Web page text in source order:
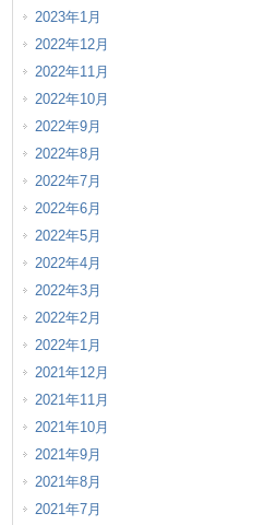
2023年1月
2022年12月
2022年11月
2022年10月
2022年9月
2022年8月
2022年7月
2022年6月
2022年5月
2022年4月
2022年3月
2022年2月
2022年1月
2021年12月
2021年11月
2021年10月
2021年9月
2021年8月
2021年7月